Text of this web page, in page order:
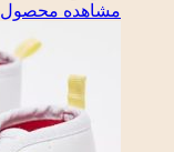
مشاهده محصول